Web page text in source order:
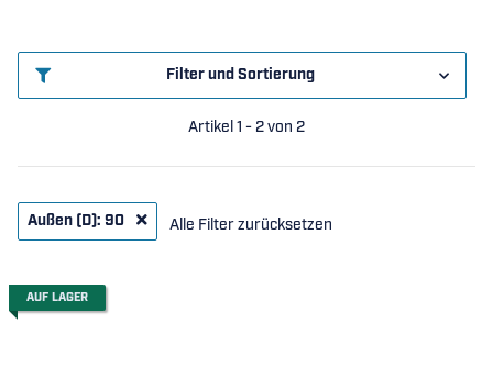
Cookies & Datenschutz
Um Ihnen einen optimalen und sicheren Einkauf auf
unserem Shop https://www.dswaelzlager.de zu
Filter und Sortierung
Artikel 1 - 2 von 2
Außen (D): 90 Alle Filter zurücksetzen
AUF LAGER